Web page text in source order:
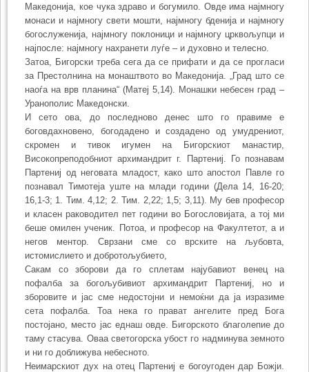
Македонија, кое чука здраво и богумило. Овде има најмногу
монаси и најмногу свети мошти, најмногу бденија и најмногу
богослуженија, најмногу поклоници и најмногу црквољупци и
најпосле: најмногу нахранети луѓе – и духовно и телесно.
Затоа, Бигорски треба сега да се прифати и да се прогласи
за Престолнина на монаштвото во Македонија. „Град што се
наоѓа на врв планина“ (Матеј 5,14). Монашки небесен град –
Уранополис Македонски.
И сето ова, до последново денес што го правиме е
боговдахновено, богодадено и создадено од умудрениот,
скромен и тивок игумен на Бигорскиот манастир,
Високопреподобниот архимандрит г. Партениј. Го познавам
Партениј од неговата младост, како што апостол Павле го
познавал Тимотеја уште на млади години (Дела 14, 16-20;
16,1-3; 1. Тим. 4,12; 2. Тим. 2,22; 1,5; 3,11). Му бев професор
и класен раководител пет години во Богословијата, а тој ми
беше омилен ученик. Потоа, и професор на Факултетот, а и
негов ментор. Сврзани сме со врските на љубовта,
истомислието и добротољубието,
Сакам со зборови да го сплетам најубавиот венец на
пофалба за богољубивиот архимандрит Партениј, но и
зборовите и јас сме недостојни и немоќни да ја изразиме
сета пофалба. Тоа нека го прават ангелите пред Бога
постојано, место јас еднаш овде. Бигорското благолепие до
таму стасува. Оваа светогорска убост го надминува земното
и ни го доближува небесното.
Неимарскиот дух на отец Партениј е богоугоден дар Божји.